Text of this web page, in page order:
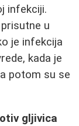
infekciji.
u
je infekcija
kada je
potom su se
gljivica